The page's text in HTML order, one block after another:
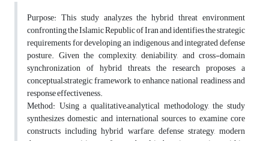
Purpose: This study analyzes the hybrid threat environment
confronting the Islamic Republic of Iran and identifies the strategic
requirements for developing an indigenous and integrated defense
posture. Given the complexity, deniability, and cross-domain
synchronization of hybrid threats, the research proposes a
conceptual–strategic framework to enhance national readiness and
response effectiveness.
Method: Using a qualitative–analytical methodology, the study
synthesizes domestic and international sources to examine core
constructs including hybrid warfare, defense strategy, modern